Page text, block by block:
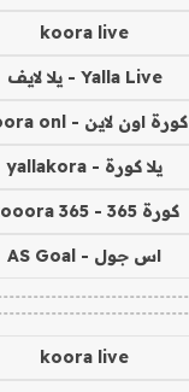
koora live
Yalla Live - يلا لايف
كورة اون لاين - koora onl
يلا كورة - yallakora
كورة 365 - kooora 365
اس جول - AS Goal
koora live